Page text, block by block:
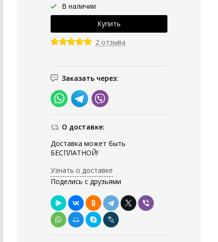
В наличии
2 отзыва
Заказать через:
О доставке:
Доставка может быть
БЕСПЛАТНОЙ!
Узнать о доставке
Поделись с друзьями